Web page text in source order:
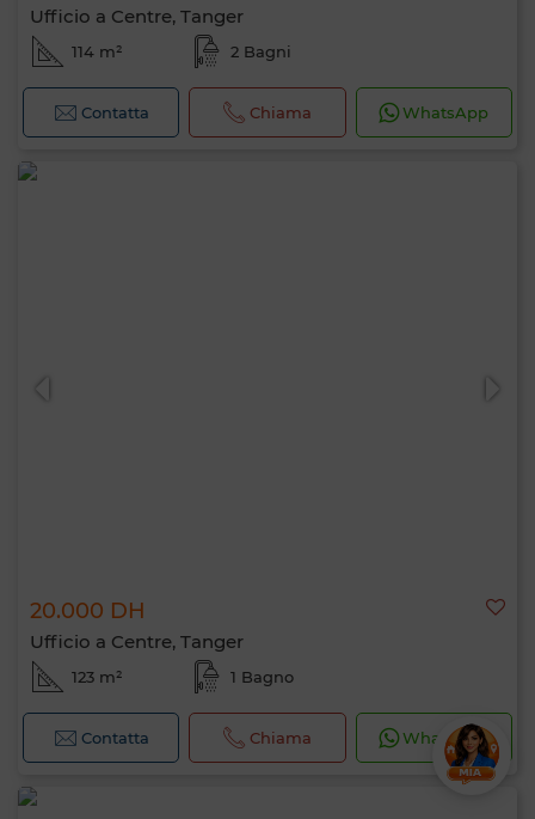
Ufficio a Centre, Tanger
114 m² 2 Bagni
Contatta Chiama WhatsApp
20.000 DH
Ufficio a Centre, Tanger
123 m² 1 Bagno
Contatta Chiama WhatsApp